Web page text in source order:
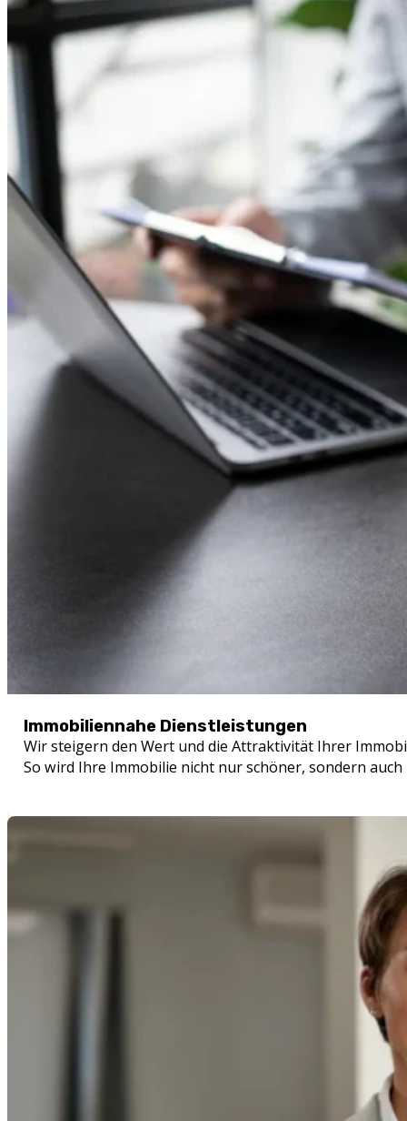
Immobiliennahe Dienstleistungen
Wir steigern den Wert und die Attraktivität Ihrer
So wird Ihre Immobilie nicht nur schöner, sondern